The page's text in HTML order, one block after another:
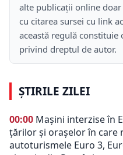
alte publicații online
cu citarea sursei cu link
această regulă
privind dreptul de autor.
ȘTIRILE ZILEI
00:00 Mașini interzise în
țărilor și orașelor în care
autoturismele Euro 3,